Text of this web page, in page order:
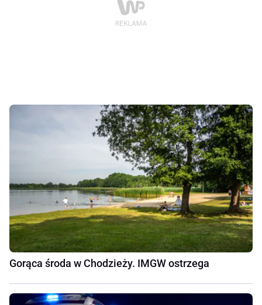
Gorąca środa w Chodzieży. IMGW ostrzega